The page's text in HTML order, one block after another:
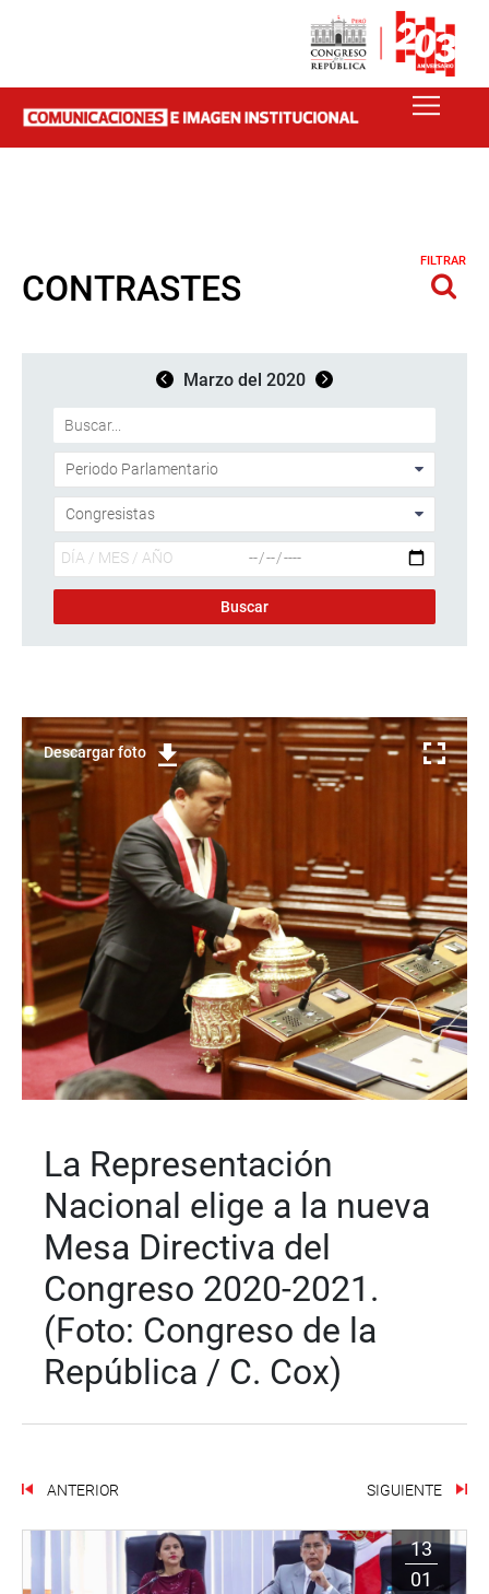
CONTRASTES
FILTRAR
Marzo del 2020
Descargar foto
La Representación
Nacional elige a la nueva
Mesa Directiva del
Congreso 2020-2021.
(Foto: Congreso de la
República / C. Cox)
ANTERIOR SIGUIENTE
13
01